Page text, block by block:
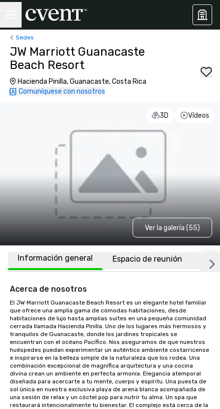
Sedes
JW Marriott Guanacaste
Beach Resort
Hacienda Pinilla, Guanacaste, Costa Rica
Comuníquese con nosotros
3D Vídeos
Ver la galería (55)
Información general Espacio de reunión
Acerca de nosotros
El JW Marriott Guanacaste Beach Resort es un elegante hotel familiar
que ofrece una amplia gama de cómodas habitaciones, desde
habitaciones de lujo hasta amplias suites en una pequeña comunidad
cerrada llamada Hacienda Pinilla. Uno de los lugares más hermosos y
tranquilos de Guanacaste, donde los jardines tropicales se
encuentran con el océano Pacífico. Nos aseguramos de que nuestros
huéspedes puedan experimentar un auténtico ambiente costarricense
e inspirarse en la belleza simple de la naturaleza que los rodea. Una
combinación excepcional de magnífica arquitectura y una cocina
divina crean un ambiente en perfecta armonía. Elegancia atemporal
diseñada para acercarte a tu mente, cuerpo y espíritu. Una puesta de
sol única en nuestra exclusiva playa de arena blanca acompañada de
una sesión de relax y un cóctel pop para nutrir tu alma. Un spa que
restaurará intencionalmente tu bienestar. El complejo está cerca de la